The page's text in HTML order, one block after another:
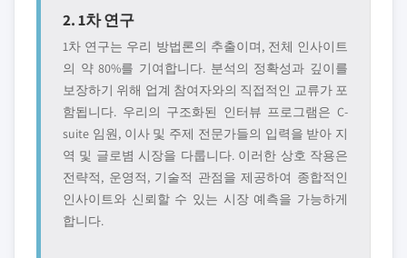
2. 1차 연구
1차 연구는 우리 방법론의 추출이며, 전체 인사이트
의 약 80%를 기여합니다. 분석의 정확성과 깊이를
보장하기 위해 업계 참여자와의 직접적인 교류가 포
함됩니다. 우리의 구조화된 인터뷰 프로그램은 C-
suite 임원, 이사 및 주제 전문가들의 입력을 받아 지
역 및 글로볌 시장을 다룹니다. 이러한 상호 작용은
전략적, 운영적, 기술적 관점을 제공하여 종합적인
인사이트와 신뢰할 수 있는 시장 예측을 가능하게
합니다.